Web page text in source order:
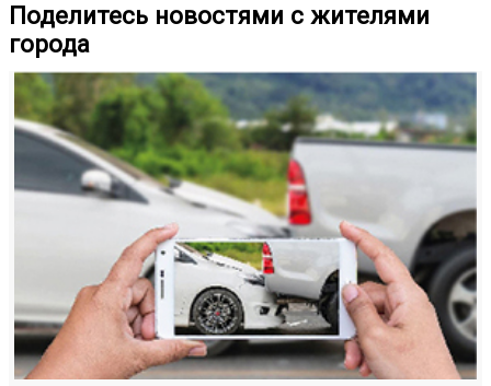
Поделитесь новостями с жителями
города